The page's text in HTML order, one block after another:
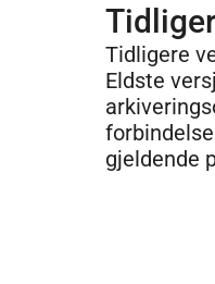
Tidligere
Eldste
gjeldende